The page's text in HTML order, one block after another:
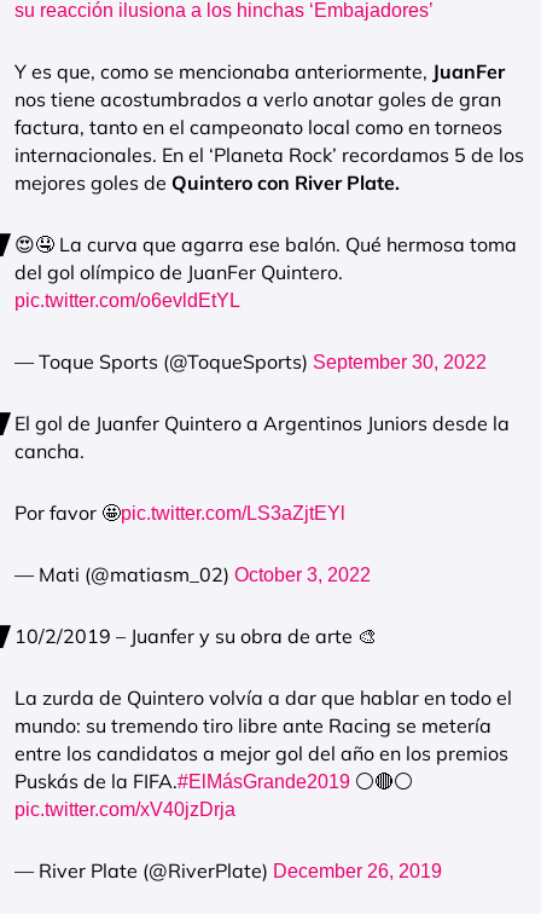
su reacción ilusiona a los hinchas ‘Embajadores’
Y es que, como se mencionaba anteriormente, JuanFer
nos tiene acostumbrados a verlo anotar goles de gran
factura, tanto en el campeonato local como en torneos
internacionales. En el ‘Planeta Rock’ recordamos 5 de los
mejores goles de Quintero con River Plate.
😍🤤 La curva que agarra ese balón. Qué hermosa toma
del gol olímpico de JuanFer Quintero.
pic.twitter.com/o6evldEtYL
— Toque Sports (@ToqueSports) September 30, 2022
El gol de Juanfer Quintero a Argentinos Juniors desde la
cancha.
Por favor 🤩pic.twitter.com/LS3aZjtEYl
— Mati (@matiasm_02) October 3, 2022
10/2/2019 – Juanfer y su obra de arte 🎨
La zurda de Quintero volvía a dar que hablar en todo el
mundo: su tremendo tiro libre ante Racing se metería
entre los candidatos a mejor gol del año en los premios
Puskás de la FIFA.#ElMásGrande2019 ⚪️🔴⚪️
pic.twitter.com/xV40jzDrja
— River Plate (@RiverPlate) December 26, 2019